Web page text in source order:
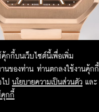
กกี้บนเว็บไซต์นี้เพื่อเพิ่ม
นของท่าน ท่านตกลงใช้งานคุ้กกี้
ป นโยบายความเป็นส่วนตัว และ
คุกกี้